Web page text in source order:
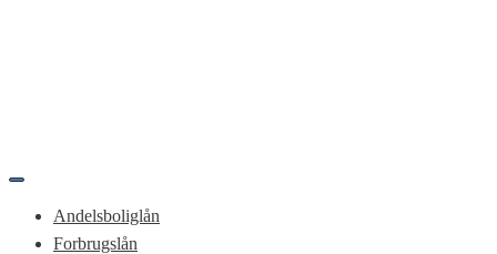
Tænd/sluk
navigationAndelsboliglån
Forbrugslån